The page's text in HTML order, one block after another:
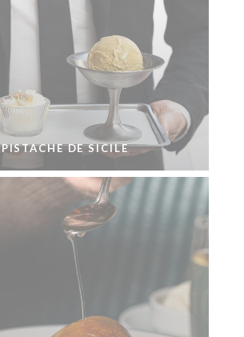
PISTACHE DE SICILE